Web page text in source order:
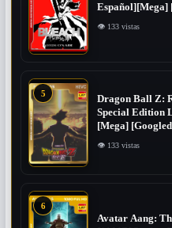
Español][Mega]
👁 133 vistas
5
Dragon Ball Z:
Special Edition
[Mega]
👁 133 vistas
6
Avatar Aang: